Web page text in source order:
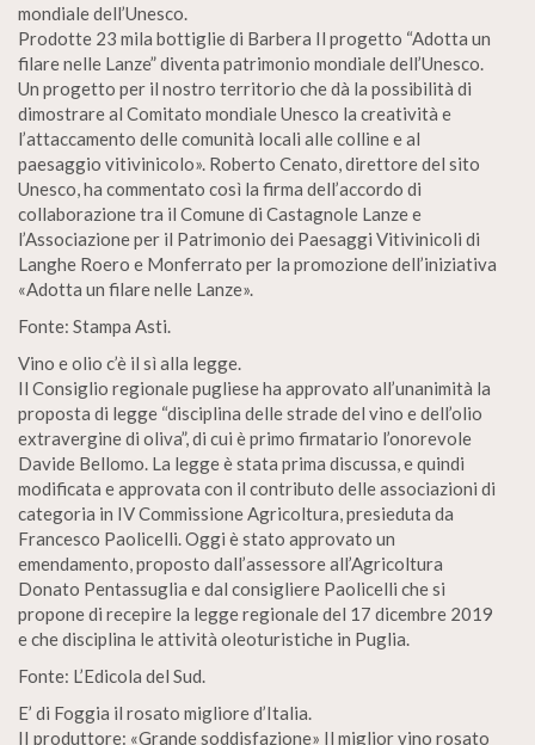
mondiale dell’Unesco.
Prodotte 23 mila bottiglie di Barbera Il progetto “Adotta un
filare nelle Lanze” diventa patrimonio mondiale dell’Unesco.
Un progetto per il nostro territorio che dà la possibilità di
dimostrare al Comitato mondiale Unesco la creatività e
l’attaccamento delle comunità locali alle colline e al
paesaggio vitivinicolo». Roberto Cenato, direttore del sito
Unesco, ha commentato così la firma dell’accordo di
collaborazione tra il Comune di Castagnole Lanze e
l’Associazione per il Patrimonio dei Paesaggi Vitivinicoli di
Langhe Roero e Monferrato per la promozione dell’iniziativa
«Adotta un filare nelle Lanze».
Fonte: Stampa Asti.
Vino e olio c’è il sì alla legge.
Il Consiglio regionale pugliese ha approvato all’unanimità la
proposta di legge “disciplina delle strade del vino e dell’olio
extravergine di oliva”, di cui è primo firmatario l’onorevole
Davide Bellomo. La legge è stata prima discussa, e quindi
modificata e approvata con il contributo delle associazioni di
categoria in IV Commissione Agricoltura, presieduta da
Francesco Paolicelli. Oggi è stato approvato un
emendamento, proposto dall’assessore all’Agricoltura
Donato Pentassuglia e dal consigliere Paolicelli che si
propone di recepire la legge regionale del 17 dicembre 2019
e che disciplina le attività oleoturistiche in Puglia.
Fonte: L’Edicola del Sud.
E’ di Foggia il rosato migliore d’Italia.
II produttore: «Grande soddisfazione» Il miglior vino rosato